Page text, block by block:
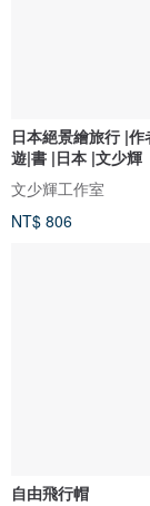
日本絕景繪旅行 |
遊|書 |日本 |文少輝
文少輝工作室
NT$ 806
自由飛行帽